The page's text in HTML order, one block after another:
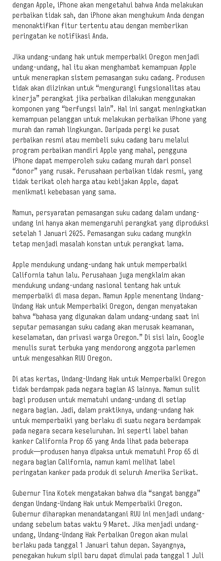
dengan Apple, iPhone akan mengetahui bahwa Anda melakukan
perbaikan tidak sah, dan iPhone akan menghukum Anda dengan
menonaktifkan fitur tertentu atau dengan memberikan
peringatan ke notifikasi Anda.
Jika undang-undang hak untuk memperbaiki Oregon menjadi
undang-undang, hal itu akan menghambat kemampuan Apple
untuk menerapkan sistem pemasangan suku cadang. Produsen
tidak akan diizinkan untuk “mengurangi fungsionalitas atau
kinerja” perangkat jika perbaikan dilakukan menggunakan
komponen yang “berfungsi lain”. Hal ini sangat meningkatkan
kemampuan pelanggan untuk melakukan perbaikan iPhone yang
murah dan ramah lingkungan. Daripada pergi ke pusat
perbaikan resmi atau membeli suku cadang baru melalui
program perbaikan mandiri Apple yang mahal, pengguna
iPhone dapat memperoleh suku cadang murah dari ponsel
“donor” yang rusak. Perusahaan perbaikan tidak resmi, yang
tidak terikat oleh harga atau kebijakan Apple, dapat
menikmati kebebasan yang sama.
Namun, persyaratan pemasangan suku cadang dalam undang-
undang ini hanya akan memengaruhi perangkat yang diproduksi
setelah 1 Januari 2025. Pemasangan suku cadang mungkin
tetap menjadi masalah konstan untuk perangkat lama.
Apple mendukung undang-undang hak untuk memperbaiki
California tahun lalu. Perusahaan juga mengklaim akan
mendukung undang-undang nasional tentang hak untuk
memperbaiki di masa depan. Namun Apple menentang Undang-
Undang Hak untuk Memperbaiki Oregon, dengan menyatakan
bahwa “bahasa yang digunakan dalam undang-undang saat ini
seputar pemasangan suku cadang akan merusak keamanan,
keselamatan, dan privasi warga Oregon.” Di sisi lain, Google
menulis surat terbuka yang mendorong anggota parlemen
untuk mengesahkan RUU Oregon.
Di atas kertas, Undang-Undang Hak untuk Memperbaiki Oregon
tidak berdampak pada negara bagian AS lainnya. Namun sulit
bagi produsen untuk mematuhi undang-undang di setiap
negara bagian. Jadi, dalam praktiknya, undang-undang hak
untuk memperbaiki yang berlaku di suatu negara berdampak
pada negara secara keseluruhan. Ini seperti label bahan
kanker California Prop 65 yang Anda lihat pada beberapa
produk—produsen hanya dipaksa untuk mematuhi Prop 65 di
negara bagian California, namun kami melihat label
peringatan kanker pada produk di seluruh Amerika Serikat.
Gubernur Tina Kotek mengatakan bahwa dia “sangat bangga”
dengan Undang-Undang Hak untuk Memperbaiki Oregon.
Gubernur diharapkan menandatangani RUU ini menjadi undang-
undang sebelum batas waktu 9 Maret. Jika menjadi undang-
undang, Undang-Undang Hak Perbaikan Oregon akan mulai
berlaku pada tanggal 1 Januari tahun depan. Sayangnya,
penegakan hukum sipil baru dapat dimulai pada tanggal 1 Juli